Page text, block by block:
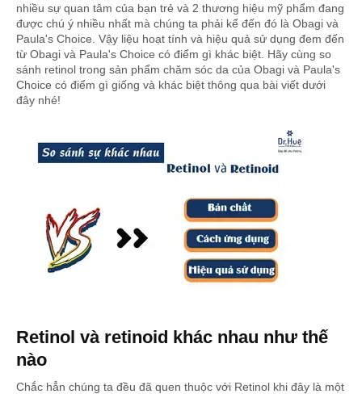
nhiều sự quan tâm của bạn trẻ và 2 thương hiệu mỹ phẩm đang
được chú ý nhiều nhất mà chúng ta phải kể đến đó là Obagi và
Paula's Choice. Vậy liệu hoạt tính và hiệu quả sử dụng đem đến
từ Obagi và Paula's Choice có điểm gì khác biệt. Hãy cùng so
sánh retinol trong sản phẩm chăm sóc da của Obagi và Paula's
Choice có điểm gì giống và khác biệt thông qua bài viết dưới
đây nhé!
Retinol và retinoid khác nhau như thế
nào
Chắc hẳn chúng ta đều đã quen thuộc với Retinol khi đây là một